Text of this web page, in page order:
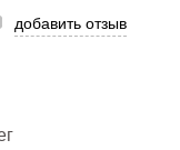
добавить отзыв